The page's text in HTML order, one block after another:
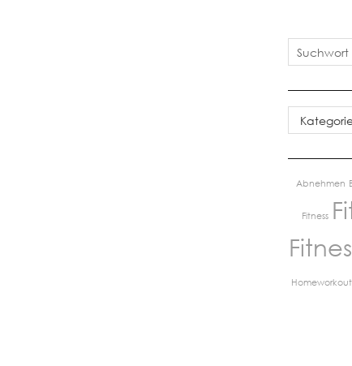
Abnehmen
Fitness
Homeworkout